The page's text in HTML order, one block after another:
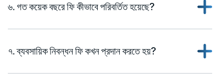
৬. গত কয়েক বছরে ফি কীভাবে পরিবর্তিত হয়েছে?
৭. ব্যবসায়িক নিবন্ধন ফি কখন প্রদান করতে হয়?